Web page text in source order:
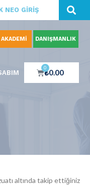
NEO GİRİŞ
AKADEMİ DANIŞMANLIK
₺0.00
0
altında takip ettiğiniz